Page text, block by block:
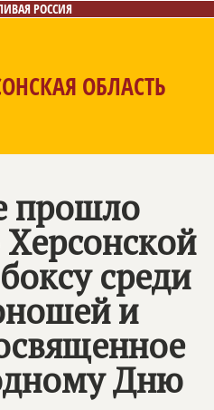
РОССИЯ
ОБЛАСТЬ
прошло
среди
и
Дню